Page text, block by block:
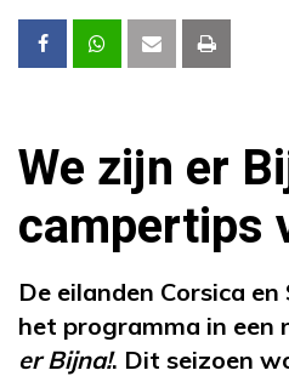
We zijn er
campertips
De eilanden Corsica
het programma in een
er Bijna!. Dit seizoen